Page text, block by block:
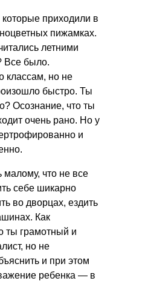
приходили в
пижамках.
летними
Все было.
классам, но не
быстро. Ты
Осознание, что ты
очень рано. Но у
и
малому, что не все
себе шикарно
во дворцах, ездить
Как
ты грамотный и
но не
и при этом
ребенка — в